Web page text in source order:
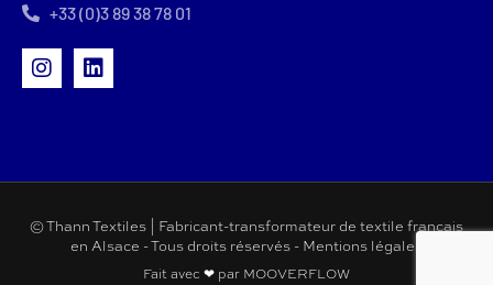
+33 (0)3 89 38 78 01
© Thann Textiles | Fabricant-transformateur de textile français
en Alsace - Tous droits réservés - Mentions légales
Fait avec ❤ par MOOVERFLOW